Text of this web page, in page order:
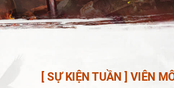
[ SỰ KIỆN TUẦN ] VIÊN